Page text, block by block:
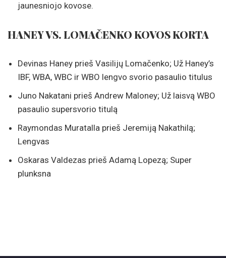
jaunesniojo kovose.
HANEY VS. LOMAČENKO KOVOS KORTA
Devinas Haney prieš Vasilijų Lomačenko; Už Haney’s
IBF, WBA, WBC ir WBO lengvo svorio pasaulio titulus
Juno Nakatani prieš Andrew Maloney; Už laisvą WBO
pasaulio supersvorio titulą
Raymondas Muratalla prieš Jeremiją Nakathilą;
Lengvas
Oskaras Valdezas prieš Adamą Lopezą; Super
plunksna